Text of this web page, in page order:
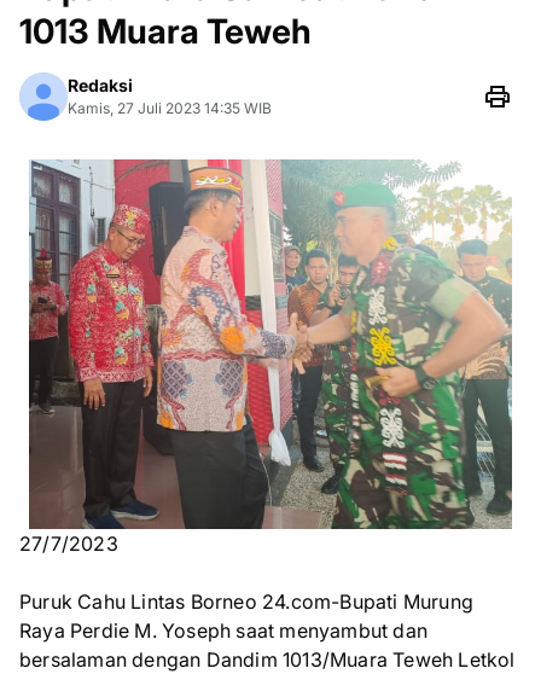
1013 Muara Teweh
Redaksi
Kamis, 27 Juli 2023 14:35 WIB
27/7/2023
Puruk Cahu Lintas Borneo 24.com-Bupati Murung
Raya Perdie M. Yoseph saat menyambut dan
bersalaman dengan Dandim 1013/Muara Teweh Letkol